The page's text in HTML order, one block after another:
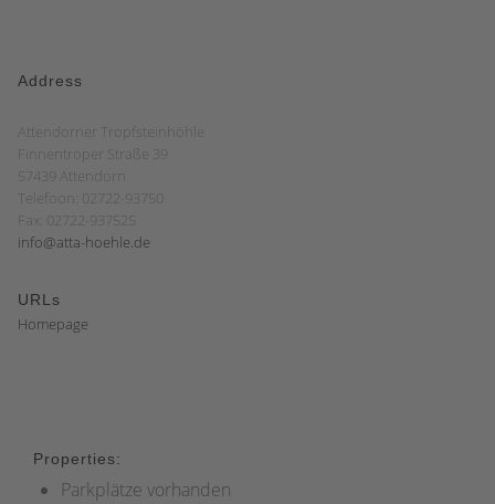
Address
Attendorner Tropfsteinhöhle
Finnentroper Straße 39
57439 Attendorn
Telefoon: 02722-93750
Fax: 02722-937525
info@atta-hoehle.de
URLs
Homepage
Properties:
Parkplätze vorhanden